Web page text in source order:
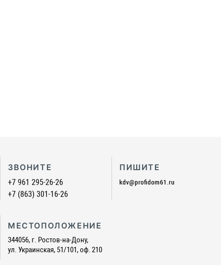
ЗВОНИТЕ
+7 961 295-26-26
+7 (863) 301-16-26
ПИШИТЕ
МЕСТОПОЛОЖЕНИЕ
344056, г. Ростов-на-Дону,
ул. Украинская, 51/101, оф. 210